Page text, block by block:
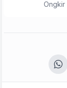
Ongkir
Peringkat
Komentar